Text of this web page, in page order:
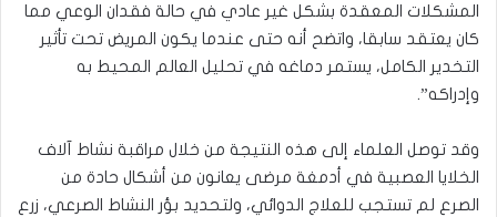
المشكلات المعقدة بشكل غير عادي في حالة فقدان الوعي مما
كان يعتقد سابقا، واتضح أنه حتى عندما يكون المريض تحت تأثير
التخدير الكامل، يستمر دماغه في تحليل العالم المحيط به
وإدراكه”.
وقد توصل العلماء إلى هذه النتيجة من خلال مراقبة نشاط آلاف
الخلايا العصبية في أدمغة مرضى يعانون من أشكال حادة من
الصرع لم تستجب للعلاج الدوائي، ولتحديد بؤر النشاط الصرعي، زرع